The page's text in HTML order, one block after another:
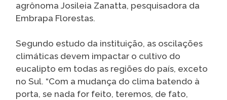
agrônoma Josileia Zanatta, pesquisadora da
Embrapa Florestas.
Segundo estudo da instituição, as oscilações
climáticas devem impactar o cultivo do
eucalipto em todas as regiões do país, exceto
no Sul. “Com a mudança do clima batendo à
porta, se nada for feito, teremos, de fato,